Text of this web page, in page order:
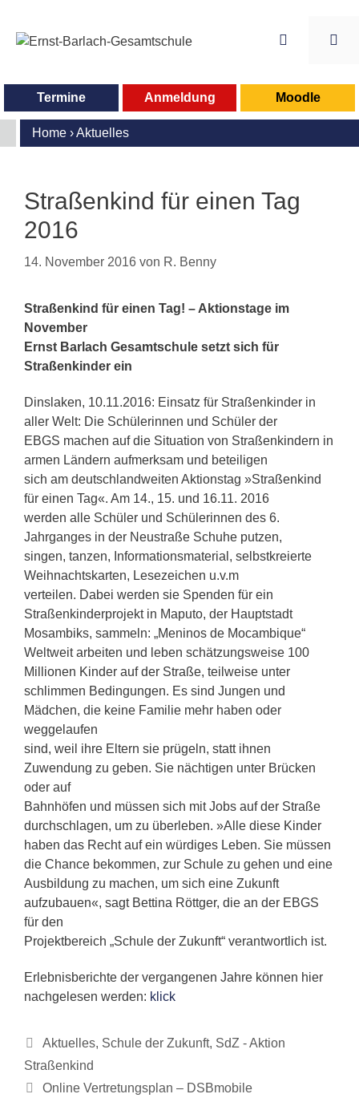
springen
Home ›Aktuelles
Termine Anmeldung Moodle
Straßenkind für einen Tag
2016
14. November 2016 von R. Benny
Straßenkind für einen Tag! – Aktionstage im
November
Ernst Barlach Gesamtschule setzt sich für
Straßenkinder ein
Dinslaken, 10.11.2016: Einsatz für Straßenkinder in
aller Welt: Die Schülerinnen und Schüler der
EBGS machen auf die Situation von Straßenkindern in
armen Ländern aufmerksam und beteiligen
sich am deutschlandweiten Aktionstag »Straßenkind
für einen Tag«. Am 14., 15. und 16.11. 2016
werden alle Schüler und Schülerinnen des 6.
Jahrganges in der Neustraße Schuhe putzen,
singen, tanzen, Informationsmaterial, selbstkreierte
Weihnachtskarten, Lesezeichen u.v.m
verteilen. Dabei werden sie Spenden für ein
Straßenkinderprojekt in Maputo, der Hauptstadt
Mosambiks, sammeln: „Meninos de Mocambique“
Weltweit arbeiten und leben schätzungsweise 100
Millionen Kinder auf der Straße, teilweise unter
schlimmen Bedingungen. Es sind Jungen und
Mädchen, die keine Familie mehr haben oder
weggelaufen
sind, weil ihre Eltern sie prügeln, statt ihnen
Zuwendung zu geben. Sie nächtigen unter Brücken
oder auf
Bahnhöfen und müssen sich mit Jobs auf der Straße
durchschlagen, um zu überleben. »Alle diese Kinder
haben das Recht auf ein würdiges Leben. Sie müssen
die Chance bekommen, zur Schule zu gehen und eine
Ausbildung zu machen, um sich eine Zukunft
aufzubauen«, sagt Bettina Röttger, die an der EBGS
für den
Projektbereich „Schule der Zukunft“ verantwortlich ist.
Erlebnisberichte der vergangenen Jahre können hier
nachgelesen werden: klick
Kategorien
Aktuelles, Schule der Zukunft, SdZ - Aktion
Straßenkind
Online Vertretungsplan – DSBmobile